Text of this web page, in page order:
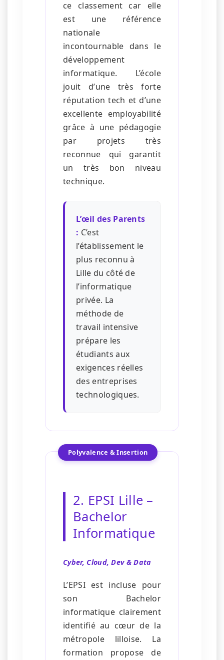
ce classement car elle
est une référence
nationale
incontournable dans le
développement
informatique. L’école
jouit d’une très forte
réputation tech et d’une
excellente employabilité
grâce à une pédagogie
par projets très
reconnue qui garantit
un très bon niveau
technique.
L’œil des Parents
: C’est
l’établissement le
plus reconnu à
Lille du côté de
l’informatique
privée. La
méthode de
travail intensive
prépare les
étudiants aux
exigences réelles
des entreprises
technologiques.
Polyvalence & Insertion
2. EPSI Lille –
Bachelor
Informatique
Cyber, Cloud, Dev & Data
L’EPSI est incluse pour
son Bachelor
informatique clairement
identifié au cœur de la
métropole lilloise. La
formation propose de